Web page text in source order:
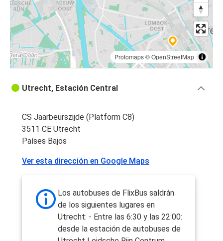
Protomaps©OpenStreetMap
Utrecht, Estación Central
CS Jaarbeurszijde (Platform C8)
3511 CE Utrecht
Países Bajos
Ver esta dirección en Google Maps
Los autobuses de FlixBus saldrán
de los siguientes lugares en
Utrecht: - Entre las 6:30 y las 22:00:
desde la estación de autobuses de